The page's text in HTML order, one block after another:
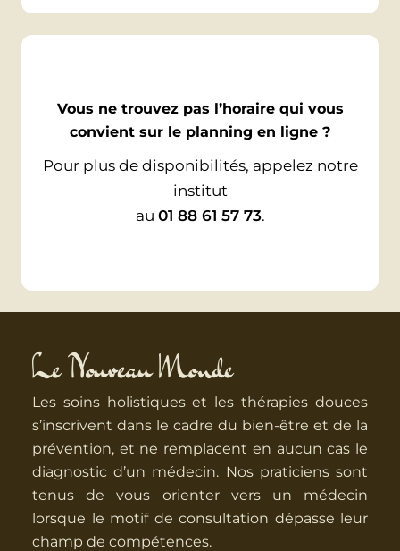
Vous ne trouvez pas l’horaire qui vous
convient sur le planning en ligne ?
Pour plus de disponibilités, appelez notre
institut
au 01 88 61 57 73.
Le Nouveau Monde
Les soins holistiques et les thérapies douces
s’inscrivent dans le cadre du bien-être et de la
prévention, et ne remplacent en aucun cas le
diagnostic d’un médecin. Nos praticiens sont
tenus de vous orienter vers un médecin
lorsque le motif de consultation dépasse leur
champ de compétences.